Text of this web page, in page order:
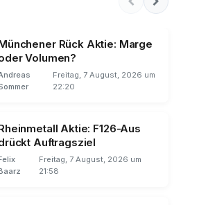
Rück Aktie: Marge
Volumen?
Freitag, 7 August, 2026 um
22:20
Aktie: F126-Aus
Auftragsziel
Freitag, 7 August, 2026 um
21:58